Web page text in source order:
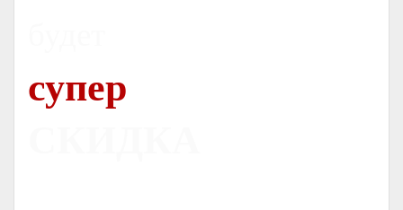
супер